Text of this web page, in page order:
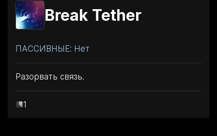
Break Tether
ПАССИВНЫЕ: Нет
Разорвать связь.
1